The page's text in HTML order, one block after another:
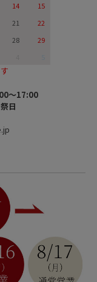
14
15
21
22
28
29
～17:00
日